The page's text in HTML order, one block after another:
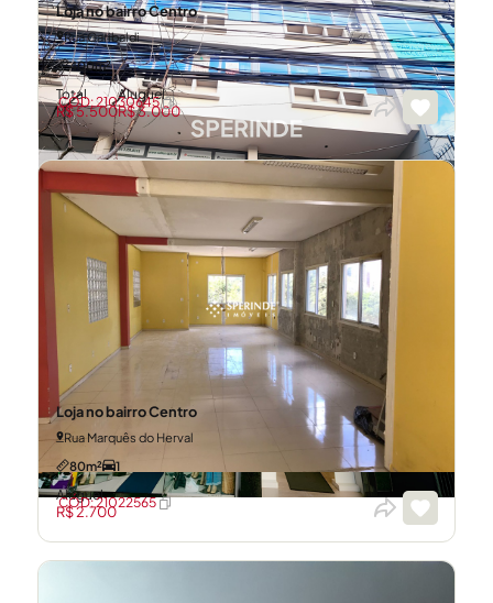
Loja no bairro Centro
Rua Garibaldi
400m²
Total
R$ 5.500
Aluguel
R$ 3.000
CÓD: 21030645
Loja no bairro Centro
Rua Marquês do Herval
80m²
1
Aluguel
R$ 2.700
CÓD: 21022565